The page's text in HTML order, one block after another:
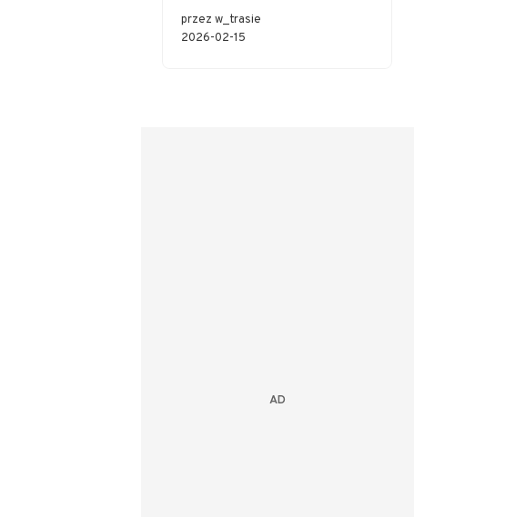
przez w_trasie
2026-02-15